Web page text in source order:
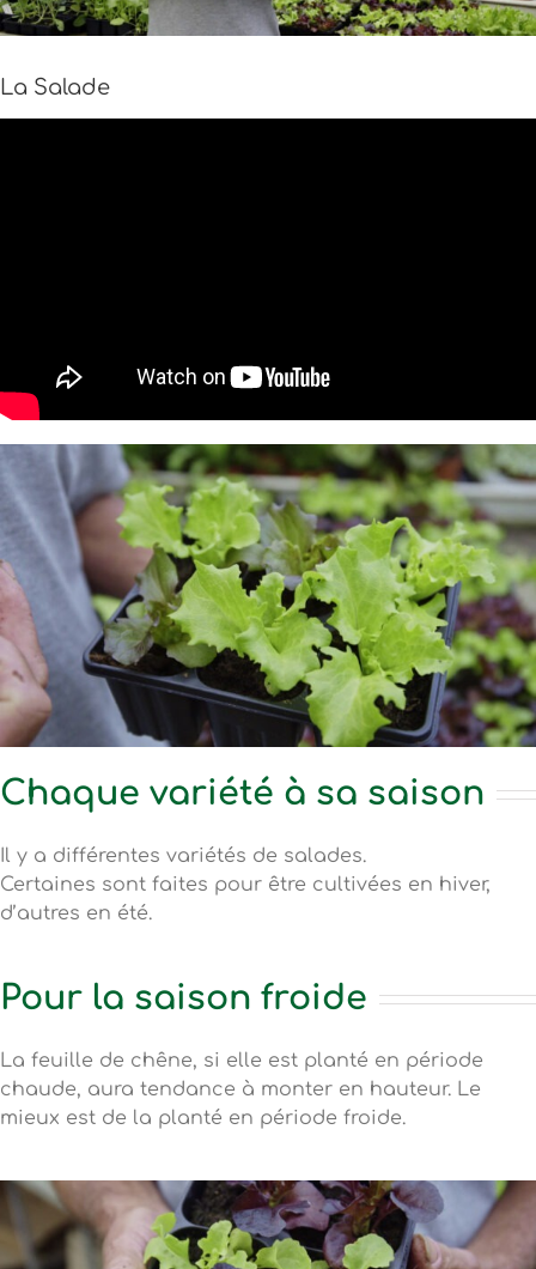
La Salade
Chaque variété à sa saison
Il y a différentes variétés de salades.
Certaines sont faites pour être cultivées en hiver,
d’autres en été.
Pour la saison froide
La feuille de chêne, si elle est planté en période
chaude, aura tendance à monter en hauteur. Le
mieux est de la planté en période froide.